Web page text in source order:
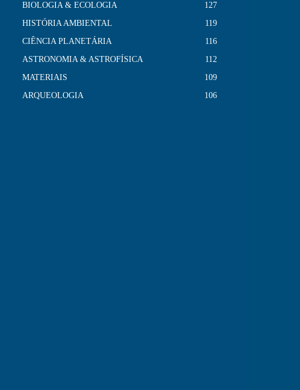
BIOLOGIA & ECOLOGIA
127
HISTÓRIA AMBIENTAL
119
CIÊNCIA PLANETÁRIA
116
ASTRONOMIA & ASTROFÍSICA
112
MATERIAIS
109
ARQUEOLOGIA
106